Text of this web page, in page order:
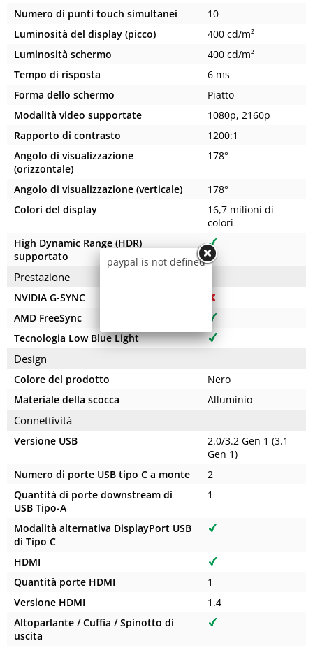
Numero di punti touch simultanei
10
Luminosità del display (picco)
400 cd/m²
Luminosità schermo
400 cd/m²
Tempo di risposta
6 ms
Forma dello schermo
Piatto
Modalità video supportate
1080p, 2160p
Rapporto di contrasto
1200:1
Angolo di visualizzazione
(orizzontale)
178°
Angolo di visualizzazione (verticale)
178°
Colori del display
16,7 milioni di
colori
High Dynamic Range (HDR)
supportato
Prestazione
NVIDIA G-SYNC
AMD FreeSync
Tecnologia Low Blue Light
Design
Colore del prodotto
Nero
Materiale della scocca
Alluminio
Connettività
Versione USB
2.0/3.2 Gen 1 (3.1
Gen 1)
Numero di porte USB tipo C a monte
2
Quantità di porte downstream di
USB Tipo-A
1
Modalità alternativa DisplayPort USB
di Tipo C
HDMI
Quantità porte HDMI
1
Versione HDMI
1.4
Altoparlante / Cuffia / Spinotto di
uscita
paypal is not defined